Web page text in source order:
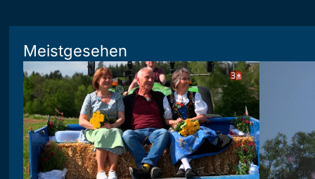
Meistgesehen